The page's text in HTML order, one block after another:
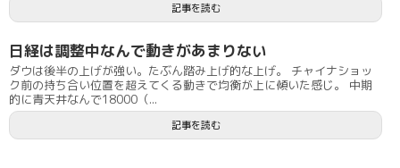
記事を読む
日経は調整中なんで動きがあまりない
ダウは後半の上げが強い。たぶん踏み上げ的な上げ。 チャイナショッ
ク前の持ち合い位置を超えてくる動きで均衡が上に傾いた感じ。 中期
的に青天井なんで18000（...
記事を読む